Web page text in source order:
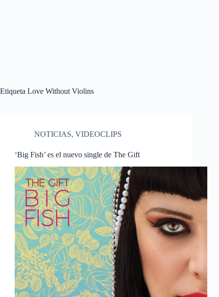
Etiqueta Love Without Violins
NOTICIAS, VIDEOCLIPS
‘Big Fish’ es el nuevo single de The Gift